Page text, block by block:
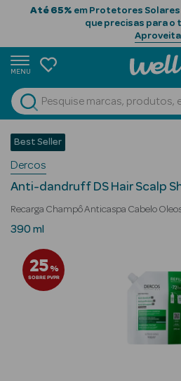
Até 65% em Protetores
que precisas para o
MENU
Ver Tudo
Beauty Season
Cabelo
Beauty Season
Beauty Season
Cosmética
Cabelo
Champôs
Best Seller
Dercos
Anti-dandruff DS Hair Scalp
Recarga Champô Anticaspa Cabelo
390 ml
25%
SOBRE PVPR